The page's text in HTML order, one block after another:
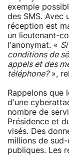
exemple
des SMS. Avec
réception est
un lieutenant-
l'anonymat. «
conditions de
appels et des
téléphone?»,
Rappelons que
d'une
nombre de
Présidence et
visés. Des
millions de
publiques. Les